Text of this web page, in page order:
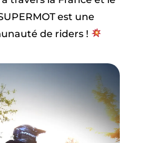
est une
de riders !